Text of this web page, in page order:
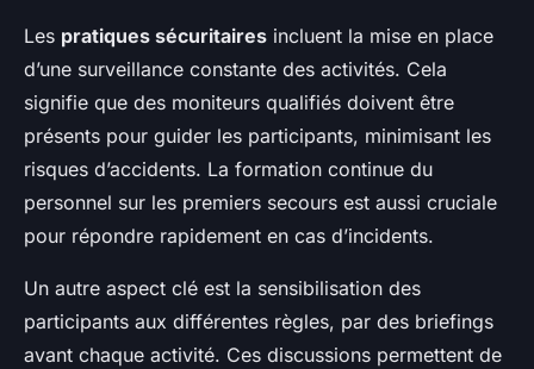
Les pratiques sécuritaires incluent la mise en place
d’une surveillance constante des activités. Cela
signifie que des moniteurs qualifiés doivent être
présents pour guider les participants, minimisant les
risques d’accidents. La formation continue du
personnel sur les premiers secours est aussi cruciale
pour répondre rapidement en cas d’incidents.
Un autre aspect clé est la sensibilisation des
participants aux différentes règles, par des briefings
avant chaque activité. Ces discussions permettent de